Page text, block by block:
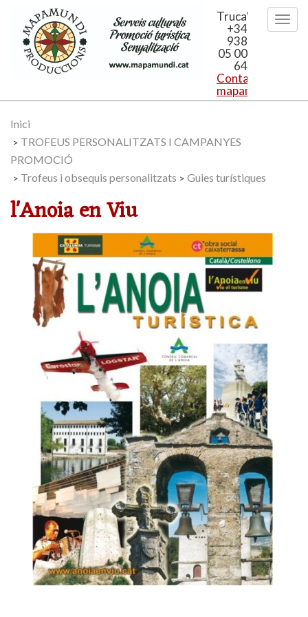
Truca'ns
+34
938
05 00
64
Contacta'ns:
Inici
> TROFEUS PERSONALITZATS I CAMPANYES
PROMOCIÓ
> Trofeus i obsequis personalitzats > Guies turístiques
l'Anoia en Viu